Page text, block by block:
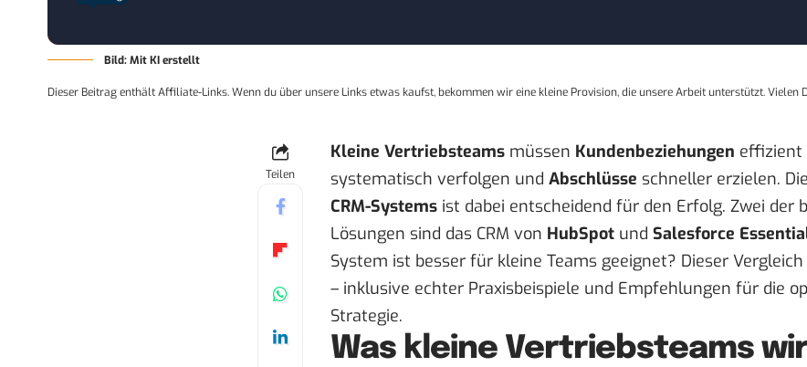
Bild: Mit KI erstellt
Dieser Beitrag enthält Affiliate-Links. Wenn du über unsere Links etwas kaufst, bekommen wir eine kleine Provision, die unsere Arbeit unterstützt. Vielen
Teilen
Kleine Vertriebsteams müssen Kundenbeziehungen effizient
systematisch verfolgen und Abschlüsse schneller erzielen.
CRM-Systems ist dabei entscheidend für den Erfolg. Zwei der
Lösungen sind das CRM von HubSpot und Salesforce
System ist besser für kleine Teams geeignet? Dieser
– inklusive echter Praxisbeispiele und Empfehlungen für die
Strategie.
Was kleine Vertriebsteams